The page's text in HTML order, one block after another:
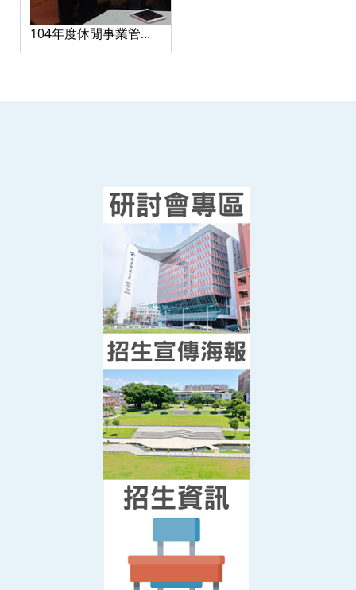
104年度休閒事業管理
系系友回娘家活動